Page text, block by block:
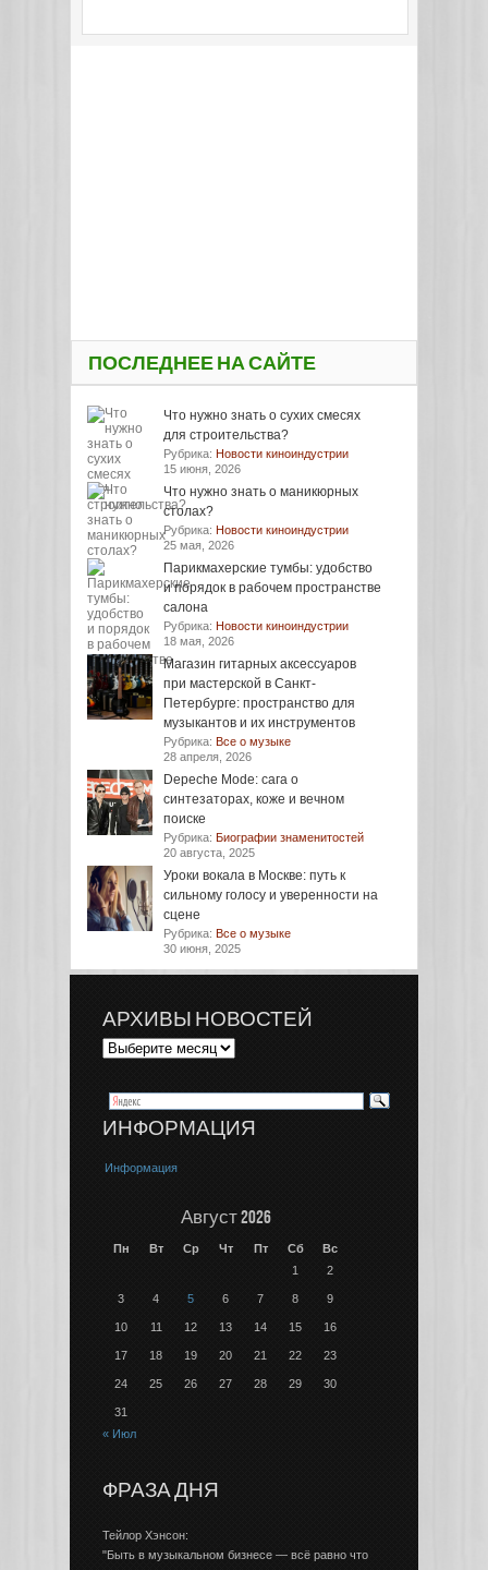
ПОСЛЕДНЕЕ НА САЙТЕ
Что нужно знать о сухих смесях
для строительства?
Рубрика: Новости киноиндустрии
15 июня, 2026
Что нужно знать о маникюрных
столах?
Рубрика: Новости киноиндустрии
25 мая, 2026
Парикмахерские тумбы: удобство
и порядок в рабочем пространстве
салона
Рубрика: Новости киноиндустрии
18 мая, 2026
Магазин гитарных аксессуаров
при мастерской в Санкт-
Петербурге: пространство для
музыкантов и их инструментов
Рубрика: Все о музыке
28 апреля, 2026
Depeche Mode: сага о
синтезаторах, коже и вечном
поиске
Рубрика: Биографии знаменитостей
20 августа, 2025
Уроки вокала в Москве: путь к
сильному голосу и уверенности на
сцене
Рубрика: Все о музыке
30 июня, 2025
АРХИВЫ НОВОСТЕЙ
ИНФОРМАЦИЯ
Информация
Август 2026
Пн Вт Ср Чт Пт Сб
Вс
1
2
3 4 5 6 7 8 9
10 11 12 13 14 15 16
17 18 19 20 21 22 23
24 25 26 27 28 29 30
31
« Июл
ФРАЗА ДНЯ
Тейлор Хэнсон:
"Быть в музыкальном бизнесе — всё равно что